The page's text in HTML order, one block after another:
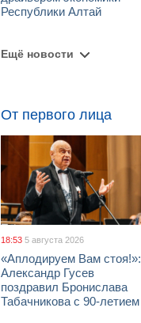
Республики Алтай
Ещё новости
От первого лица
18:53 5 августа 2026
«Аплодируем Вам стоя!»:
Александр Гусев
поздравил Бронислава
Табачникова с 90-летием